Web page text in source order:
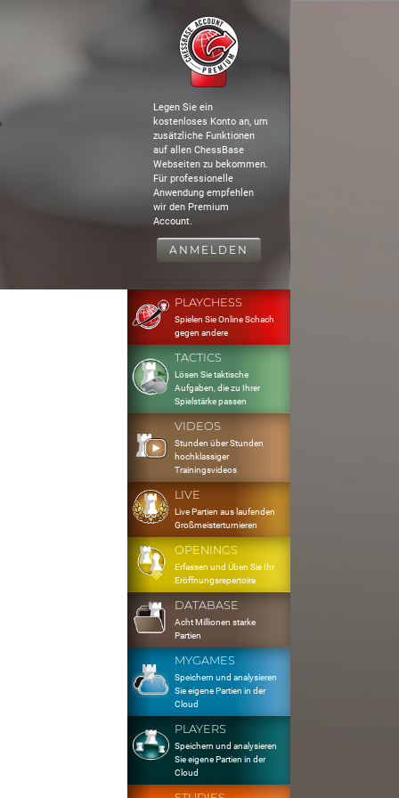
Legen Sie ein
kostenloses Konto an, um
zusätzliche Funktionen
auf allen ChessBase
Webseiten zu bekommen.
Für professionelle
Anwendung empfehlen
wir den Premium
Account.
ANMELDEN
PLAYCHESS
Spielen Sie Online Schach
gegen andere
TACTICS
Lösen Sie taktische
Aufgaben, die zu Ihrer
Spielstärke passen
VIDEOS
Stunden über Stunden
hochklassiger
Trainingsvideos
LIVE
Live Partien aus laufenden
Großmeisterturnieren
OPENINGS
Erfassen und Üben Sie Ihr
Eröffnungsrepertoire
DATABASE
Acht Millionen starke
Partien
MYGAMES
Speichern und analysieren
Sie eigene Partien in der
Cloud
PLAYERS
Speichern und analysieren
Sie eigene Partien in der
Cloud